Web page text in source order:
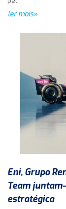
ler mais»
Eni, Grupo
Team
estratégica